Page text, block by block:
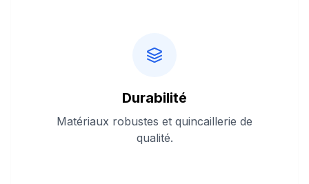
Durabilité
Matériaux robustes et quincaillerie de
qualité.